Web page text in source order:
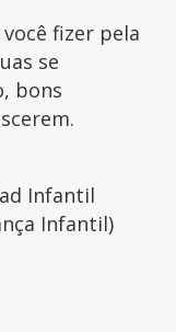
fizer pela
se
bons
Infantil
Infantil)